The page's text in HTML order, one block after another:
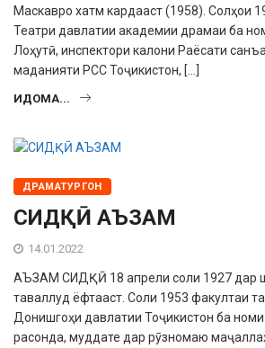
Маскавро хатм кардааст (1958). Солҳои
Театри давлатии академии драмаи ба
Лоҳутӣ, инспектори калони Раёсати
маданияти РСС Тоҷикистон, […]
ИДОМА...
ДРАМАТУРГОН
СИДҚӢ АЪЗАМ
14.01.2022
АЪЗАМ СИДҚӢ 18 апрели соли 1927 дар
таваллуд ёфтааст. Соли 1953 факултаи
Донишгоҳи давлатии Тоҷикистон ба
расонда, муддате дар рӯзномаю